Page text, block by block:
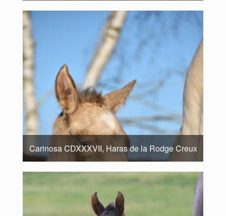
Carinosa CDXXXVII, Haras de la Rodge Creux